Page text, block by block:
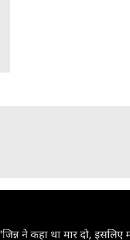
'जिन्न ने कहा था मार दो, इसलिए